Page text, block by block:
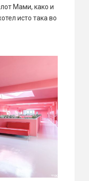
Мами, како и
исто така во